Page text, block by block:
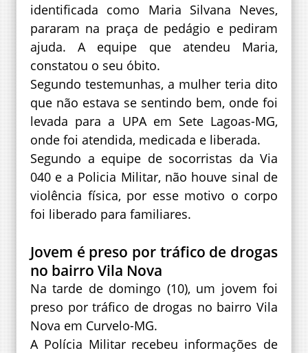
identificada como Maria Silvana Neves,
pararam na praça de pedágio e pediram
ajuda. A equipe que atendeu Maria,
constatou o seu óbito.
Segundo testemunhas, a mulher teria dito
que não estava se sentindo bem, onde foi
levada para a UPA em Sete Lagoas-MG,
onde foi atendida, medicada e liberada.
Segundo a equipe de socorristas da Via
040 e a Policia Militar, não houve sinal de
violência física, por esse motivo o corpo
foi liberado para familiares.
Jovem é preso por tráfico de drogas
no bairro Vila Nova
Na tarde de domingo (10), um jovem foi
preso por tráfico de drogas no bairro Vila
Nova em Curvelo-MG.
A Polícia Militar recebeu informações de